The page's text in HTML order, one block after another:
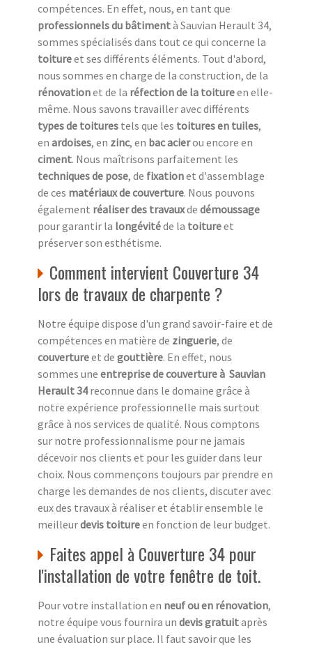
compétences. En effet, nous, en tant que
professionnels du bâtimentà Sauvian Herault 34,
sommes spécialisés dans tout ce qui concerne la
toitureet ses différents éléments. Tout d'abord,
nous sommes en charge de la construction, de la
rénovationet de la réfection de la toitureen elle-
même. Nous savons travailler avec différents
types de toitures tels que les toitures en tuiles,
en ardoises, en zinc, en bac acierou encore en
ciment. Nous maîtrisons parfaitement les
techniques de pose, de fixationet d'assemblage
de ces matériaux de couverture. Nous pouvons
également réaliser des travauxde démoussage
pour garantir la longévitéde la toitureet
préserver son esthétisme.
Comment intervient Couverture 34
lors de travaux de charpente ?
Notre équipe dispose d'un grand savoir-faire et de
compétences en matière de zinguerie, de
couvertureet de gouttière. En effet, nous
sommes une entreprise de couverture à Sauvian
Herault 34reconnue dans le domaine grâce à
notre expérience professionnelle mais surtout
grâce à nos services de qualité. Nous comptons
sur notre professionnalisme pour ne jamais
décevoir nos clients et pour les guider dans leur
choix. Nous commençons toujours par prendre en
charge les demandes de nos clients, discuter avec
eux des travaux à réaliser et établir ensemble le
meilleurdevis toitureen fonction de leur budget.
Faites appel à Couverture 34 pour
l'installation de votre fenêtre de toit.
Pour votre installation en neuf ou en rénovation,
notre équipe vous fournira un devis gratuitaprès
une évaluation sur place. Il faut savoir que les